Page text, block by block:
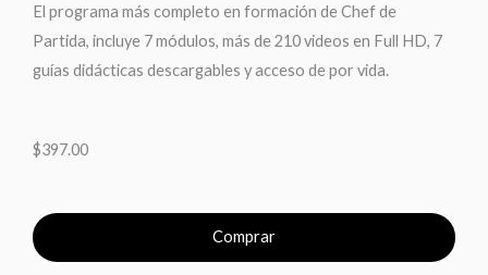
El programa más completo en formación de Chef de
Partida, incluye 7 módulos, más de 210 videos en Full HD, 7
guías didácticas descargables y acceso de por vida.
$397.00
Comprar